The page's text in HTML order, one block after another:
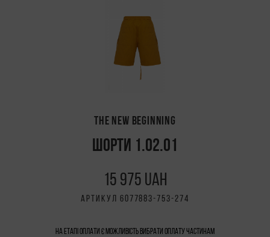
THE NEW BEGINNING
ШОРТИ 1.02.01
15 975 UAH
АРТИКУЛ 6077883-753-274
На етапі оплати є можливість вибрати Оплату частинам